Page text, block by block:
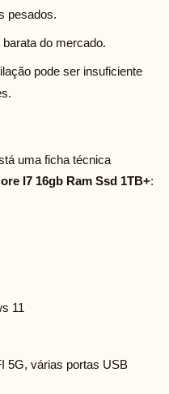
pesados.
do mercado.
pode ser insuficiente
uma ficha técnica
I7 16gb Ram Ssd 1TB+:
11
5G, várias portas USB